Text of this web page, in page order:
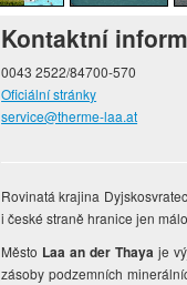
Kontaktní
0043 2522/84700-570
Oficiální stránky
service@therme-laa.at
Rovinatá krajina
i české straně hranice jen
Město Laa an der Thaya je
zásoby podzemních